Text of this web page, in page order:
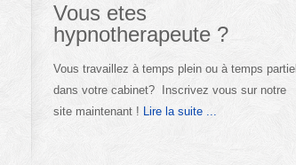
Vous etes
hypnotherapeute ?
Vous travaillez à temps plein ou à temps partiel
dans votre cabinet? Inscrivez vous sur notre
site maintenant ! Lire la suite ...